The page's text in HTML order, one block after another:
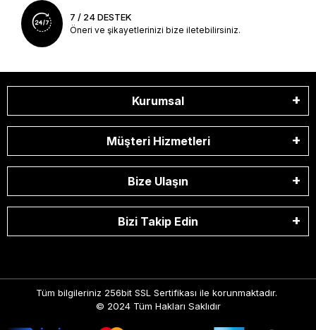
7 / 24 DESTEK
Öneri ve şikayetlerinizi bize iletebilirsiniz.
Kurumsal
Müşteri Hizmetleri
Bize Ulaşın
Bizi Takip Edin
Tüm bilgileriniz 256bit SSL Sertifikası ile korunmaktadır.
© 2024 Tüm Hakları Saklıdır